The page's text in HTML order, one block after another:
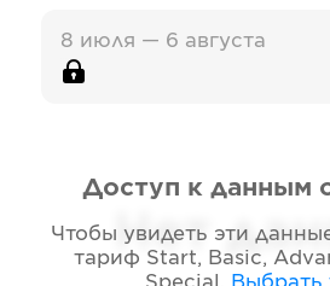
8 июля — 6 августа
Нет
Доступ к данным
Чтобы увидеть эти
тариф Start, Basic,